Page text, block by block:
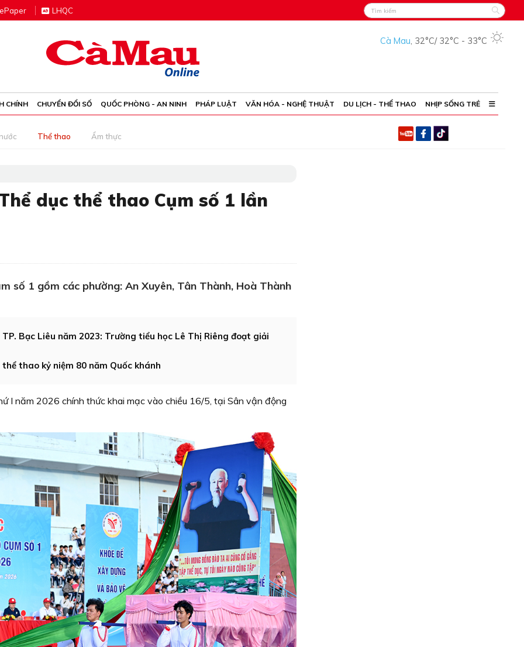
ePaper LHQC
Cà Mau, 32°C/ 32°C - 33°C
CHÍNH CHUYỂN ĐỔI SỐ QUỐC PHÒNG - AN NINH PHÁP LUẬT VĂN HÓA - NGHỆ THUẬT DU LỊCH - THỂ THAO NHỊP SỐNG TRẺ
Thể thao Ẩm thực
dục thể thao Cụm số 1 lần
số 1 gồm các phường: An Xuyên, Tân Thành, Hoà Thành
Bạc Liêu năm 2023: Trường tiểu học Lê Thị Riêng đoạt giải
thao kỷ niệm 80 năm Quốc khánh
I năm 2026 chính thức khai mạc vào chiều 16/5, tại Sân vận động